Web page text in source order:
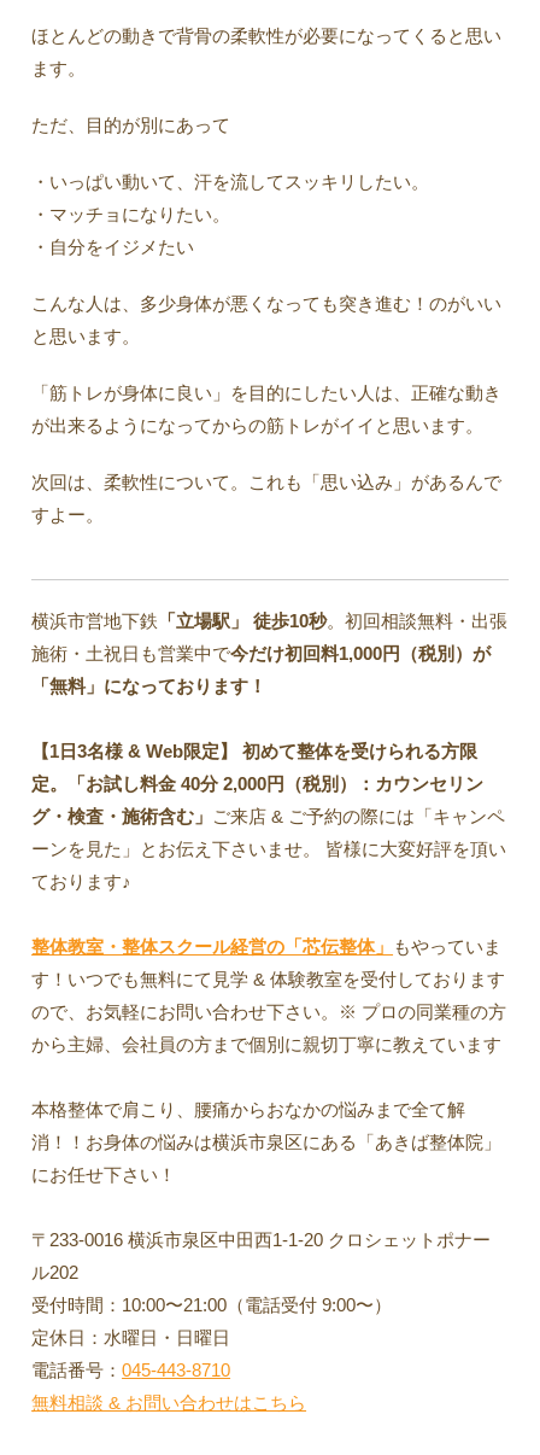
ほとんどの動きで背骨の柔軟性が必要になってくると思い
ます。
ただ、目的が別にあって
・いっぱい動いて、汗を流してスッキリしたい。
・マッチョになりたい。
・自分をイジメたい
こんな人は、多少身体が悪くなっても突き進む！のがいい
と思います。
「筋トレが身体に良い」を目的にしたい人は、正確な動き
が出来るようになってからの筋トレがイイと思います。
次回は、柔軟性について。これも「思い込み」があるんで
すよー。
横浜市営地下鉄 「立場駅」 徒歩10秒。初回相談無料・出張
施術・土祝日も営業中で今だけ初回料1,000円（税別）が
「無料」になっております！
【1日3名様 & Web限定】 初めて整体を受けられる方限
定。「お試し料金 40分 2,000円（税別）：カウンセリン
グ・検査・施術含む」 ご来店 & ご予約の際には「キャンペ
ーンを見た」とお伝え下さいませ。 皆様に大変好評を頂い
ております♪
整体教室・整体スクール経営の「芯伝整体」
もやっていま
す！いつでも無料にて見学 & 体験教室を受付しております
ので、お気軽にお問い合わせ下さい。※ プロの同業種の方
から主婦、会社員の方まで個別に親切丁寧に教えています
本格整体で肩こり、腰痛からおなかの悩みまで全て解
消！！お身体の悩みは横浜市泉区にある「あきば整体院」
にお任せ下さい！
〒233-0016 横浜市泉区中田西1-1-20 クロシェットポナー
ル202
受付時間：10:00〜21:00（電話受付 9:00〜）
定休日：水曜日・日曜日
電話番号：045-443-8710
無料相談 & お問い合わせはこちら